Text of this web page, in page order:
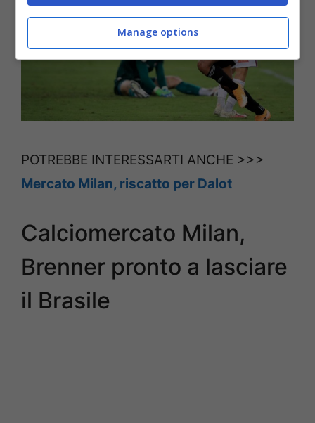
POTREBBE INTERESSARTI ANCHE >>>
Mercato Milan, riscatto per Dalot
Calciomercato Milan,
Brenner pronto a lasciare
il Brasile
Manage options